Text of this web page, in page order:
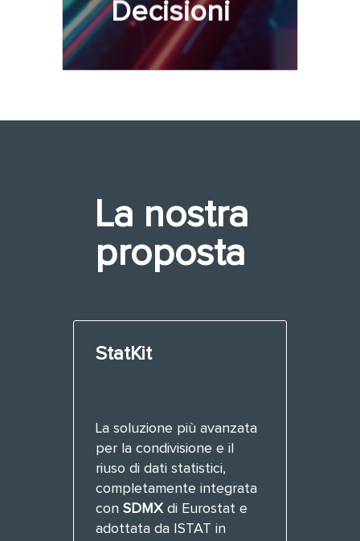
Decisioni
La nostra
proposta
StatKit
La soluzione più avanzata
per la condivisione e il
riuso di dati statistici,
completamente integrata
con SDMXdi Eurostat e
adottata da ISTAT in